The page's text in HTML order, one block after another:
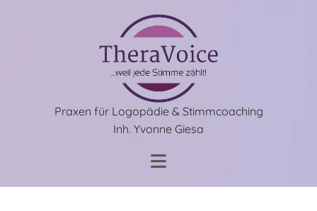
Praxen für Logopädie & Stimmcoaching
Inh. Yvonne Giesa